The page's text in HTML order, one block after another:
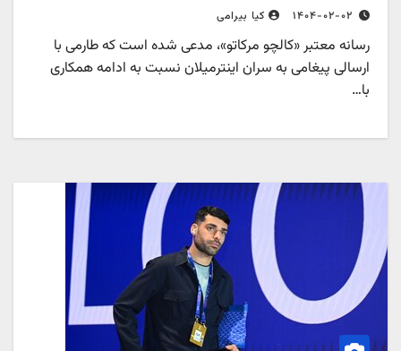
۱۴۰۴-۰۲-۰۲ کیا بیرامی
رسانه معتبر «کالچو مرکاتو»، مدعی شده است که طارمی با
ارسالی پیغامی به سران اینترمیلان نسبت به ادامه همکاری
با…